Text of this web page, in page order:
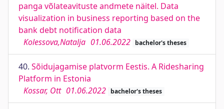
panga võlateavituste andmete näitel. Data
visualization in business reporting based on the
bank debt notification data
Kolessova,Natalja 01.06.2022 bachelor's theses
40. Sõidujagamise platvorm Eestis. A Ridesharing
Platform in Estonia
Kossar, Ott 01.06.2022 bachelor's theses